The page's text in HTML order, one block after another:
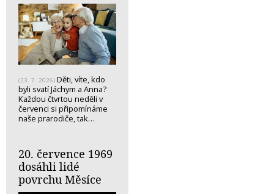
(23. 7. 2026) Děti, víte, kdo
byli svatí Jáchym a Anna?
Každou čtvrtou neděli v
červenci si připomínáme
naše prarodiče, tak…
20. července 1969
dosáhli lidé
povrchu Měsíce